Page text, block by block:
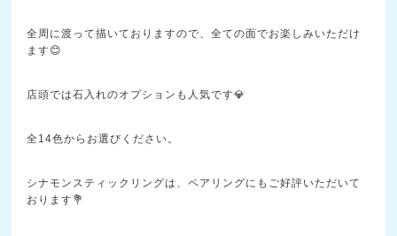
全周に渡って描いておりますので、全ての面でお楽しみいただけ
ます😊
店頭では石入れのオプションも人気です💎
全14色からお選びください。
シナモンスティックリングは、ペアリングにもご好評いただいて
おります💐